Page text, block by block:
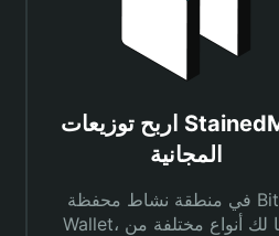
اربح توزيعات StainedMen
المجانية
في منطقة نشاط محفظة Bitget
Wallet، وفرنا لك أنواع مختلفة من